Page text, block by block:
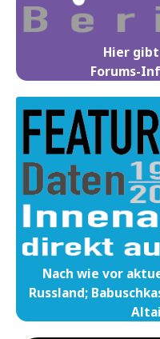
Hier
Forums-
Nach wie vor
Russland;